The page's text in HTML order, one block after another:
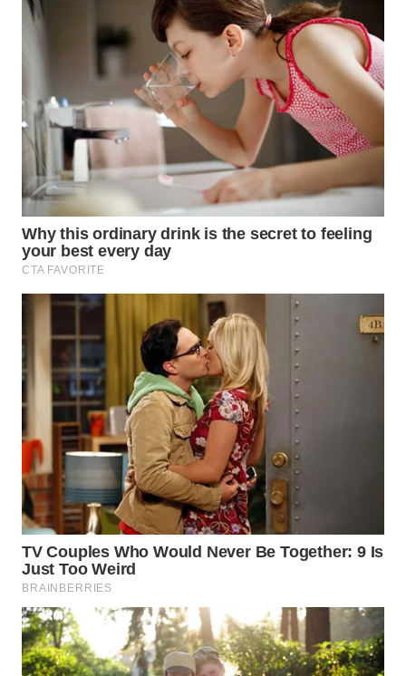
WN
DAIRI
WN
DANAU
TOBA
WN
NIAS
LANGKAT
WN
TAPANULI
SELATAN
WN
TANJUNG
LESUNG
WN
KARO
WN
SIMALUNGUN